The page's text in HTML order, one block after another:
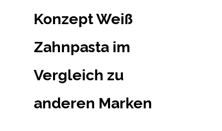
Konzept Weiß
Zahnpasta im
Vergleich zu
anderen Marken